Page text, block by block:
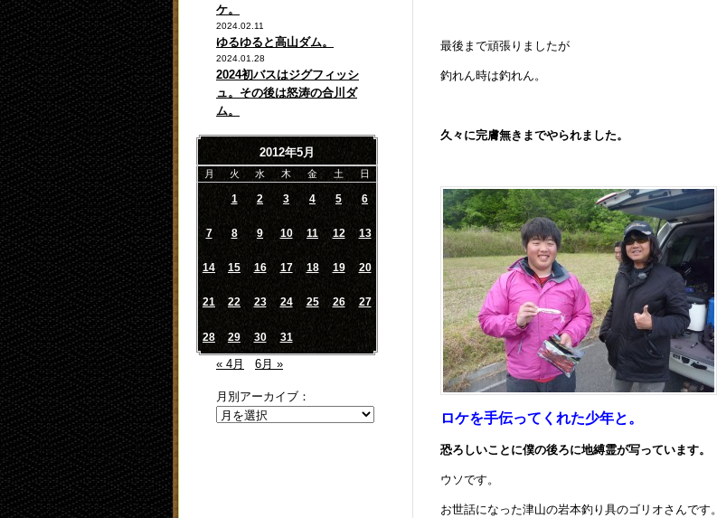
ケ。
2024.02.11
ゆるゆると高山ダム。
2024.01.28
2024初バスはジグフィッシ
ュ。その後は怒涛の合川ダ
ム。
2012年5月
月 火 水 木 金 土 日
1 2 3 4 5 6
7 8 9 10 11 12 13
14 15 16 17 18 19 20
21 22 23 24 25 26 27
28 29 30 31
« 4月 6月 »
月別アーカイブ：
最後まで頑張りましたが
釣れん時は釣れん。
久々に完膚無きまでやられました。
ロケを手伝ってくれた少年と。
恐ろしいことに僕の後ろに地縛霊が写っています。
ウソです。
お世話になった津山の岩本釣り具のゴリオさんです。